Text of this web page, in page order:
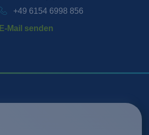
+49 6154 6998 856
E-Mail senden